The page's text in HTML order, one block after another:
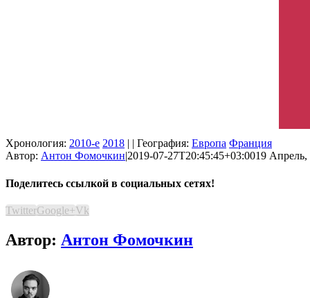
Хронология: 2010-е 2018 | | География: Европа Франция
Автор: Антон Фомочкин|2019-07-27T20:45:45+03:0019 Апрель,
Поделитесь ссылкой в социальных сетях!
TwitterGoogle+Vk
Автор: Антон Фомочкин